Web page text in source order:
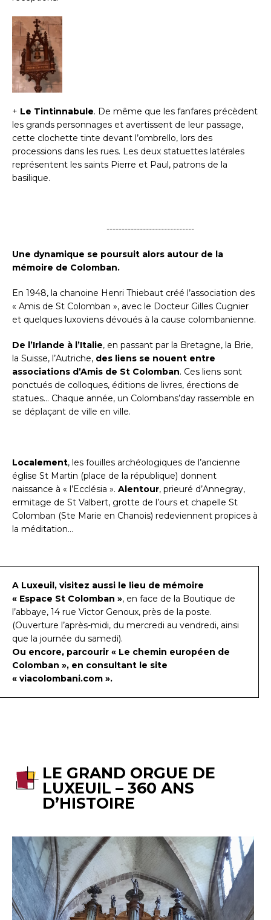
+ Le Tintinnabule. De même que les fanfares précèdent
les grands personnages et avertissent de leur passage,
cette clochette tinte devant l’ombrello, lors des
processions dans les rues. Les deux statuettes latérales
représentent les saints Pierre et Paul, patrons de la
basilique.
-----------------------------
Une dynamique se poursuit alors autour de la
mémoire de Colomban.
En 1948, la chanoine Henri Thiebaut créé l’association des
« Amis de St Colomban », avec le Docteur Gilles Cugnier
et quelques luxoviens dévoués à la cause colombanienne.
De l’Irlande à l’Italie, en passant par la Bretagne, la Brie,
la Suisse, l’Autriche, des liens se nouent entre
associations d’Amis de St Colomban. Ces liens sont
ponctués de colloques, éditions de livres, érections de
statues… Chaque année, un Colombans’day rassemble en
se déplaçant de ville en ville.
Localement, les fouilles archéologiques de l’ancienne
église St Martin (place de la république) donnent
naissance à « l’Ecclésia ». Alentour, prieuré d’Annegray,
ermitage de St Valbert, grotte de l’ours et chapelle St
Colomban (Ste Marie en Chanois) redeviennent propices à
la méditation…
A Luxeuil, visitez aussi le lieu de mémoire
« Espace St Colomban », en face de la Boutique de
l’abbaye, 14 rue Victor Genoux, près de la poste.
(Ouverture l’après-midi, du mercredi au vendredi, ainsi
que la journée du samedi).
Ou encore, parcourir « Le chemin européen de
Colomban », en consultant le site
« viacolombani.com ».
LE GRAND ORGUE DE
LUXEUIL – 360 ANS
D’HISTOIRE